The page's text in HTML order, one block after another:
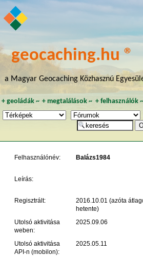
geocaching.hu ®
a Magyar Geocaching Közhasznú
+ geoládák~ +megtalálások ~ + felhasználók~
Felhasználónév: Balázs1984
Leírás:
Regisztrált:
2016.10.01 (azóta
hetente)
Utolsó aktivitása
weben:
2025.09.06
Utolsó aktivitása
API-n (mobilon):
2025.05.11